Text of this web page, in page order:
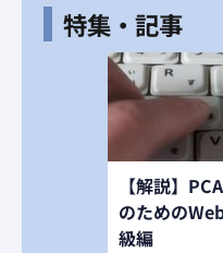
特集・記事
【解説】
のための
級編